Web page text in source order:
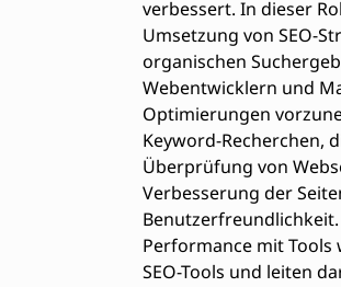
verbessert. In dieser
Umsetzung von SEO-
organischen
Webentwicklern und
Optimierungen
Keyword-Recherchen,
Überprüfung von
Verbesserung der
Performance mit Tools
SEO-Tools und leiten